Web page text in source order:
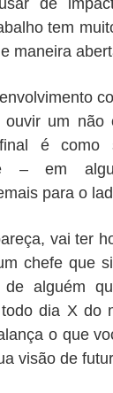
tem
maneira
um não
é como
– em
para o
vai ter
chefe que
alguém
dia X do
o que
visão de